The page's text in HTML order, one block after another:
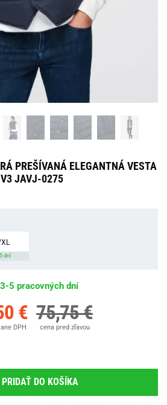
PREŠÍVANÁ ELEGANTNÁ VESTA
V3 JAVJ-0275
dní
5 pracovných dní
€
DPH
75,75 €
cena pred zľavou
PRIDAŤ DO KOŠÍKA